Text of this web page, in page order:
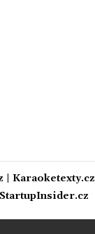
Karaoketexty.cz
StartupInsider.cz